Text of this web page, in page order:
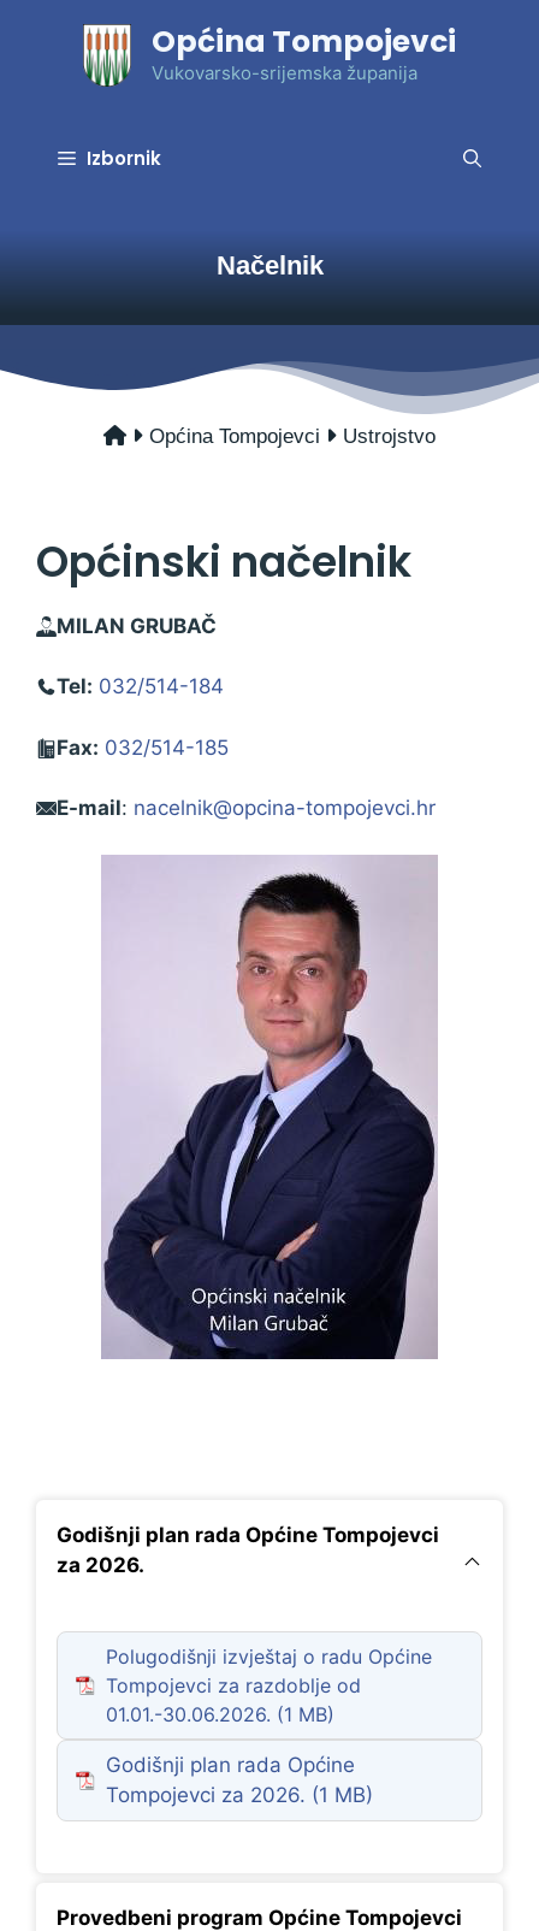
Općina Tompojevci
Vukovarsko-srijemska županija
Izbornik
Načelnik
Općina Tompojevci Ustrojstvo
Općinski načelnik
MILAN GRUBAČ
Tel: 032/514-184
Fax: 032/514-185
E-mail: nacelnik@opcina-tompojevci.hr
Godišnji plan rada Općine Tompojevci
za 2026.
Polugodišnji izvještaj o radu Općine
Tompojevci za razdoblje od
01.01.-30.06.2026.
Godišnji plan rada Općine
Tompojevci za 2026.
Provedbeni program Općine Tompojevci